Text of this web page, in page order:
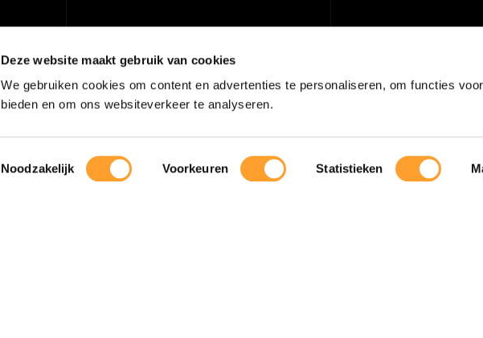
Deze website maakt gebruik van cookies
We gebruiken cookies om content en advertenties te personaliseren, om functies
bieden en om ons websiteverkeer te analyseren.
Toestemmingsselectie
Noodzakelijk Voorkeuren Statistieken